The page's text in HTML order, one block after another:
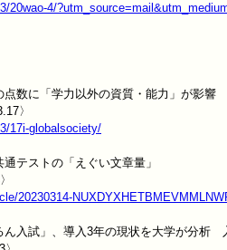
20wao-4/
数に「学力以外の資質・能力」が影響
17i-globalsociety/
テストの「えぐい文章量」
20230314-
入試」、導入3年の現状を大学が分析